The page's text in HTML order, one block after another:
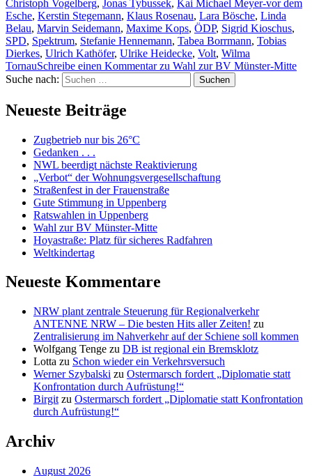
Christoph Vogelberg, Jonas Tybussek, Kai Michael Meyer-vor dem
Esche, Kerstin Stegemann, Klaus Rosenau, Lara Bösche, Linda
Belau, Marvin Seidemann, Maxime Kops, ÖDP, Sigrid Kioschus,
SPD, Spektrum, Stefanie Hennemann, Tabea Borrmann, Tobias
Dierkes, Ulrich Kathöfer, Ulrike Heidecke, Volt, Wilma
TornauSchreibe einen Kommentarzu Wahl zur BV Münster-Mitte
Suche nach:
Suchen
Neueste Beiträge
Zugbetrieb nur bis 26°C
Gedanken . . .
NWL beerdigt nächste Reaktivierung
„Verbot“ der Wohnungsvergesellschaftung
Straßenfest in der Frauenstraße
Gute Stimmung in Uppenberg
Ratswahlen in Uppenberg
Wahl zur BV Münster-Mitte
Hoyastraße: Platz für sicheres Radfahren
Weltkindertag
Neueste Kommentare
NRW plant zentrale Steuerung für Regionalverkehr
ANTENNE NRW – Die besten Hits aller Zeiten! zu
Zentralisierung im Nahverkehr auf der Schiene soll kommen
Wolfgang Tenge zu DB ist regional ein Bremsklotz
Lotta zu Schon wieder ein Verkehrsversuch
Werner Szybalski zu Ostermarsch fordert „Diplomatie statt
Konfrontation durch Aufrüstung!“
Birgit zu Ostermarsch fordert „Diplomatie statt Konfrontation
durch Aufrüstung!“
Archiv
August 2026